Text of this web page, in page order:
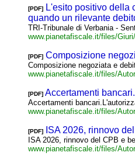
[PDF]
L'esito positivo della
quando un rilevante
TRI-Tribunale di Verbania -
www.pianetafiscale.it/files/
[PDF] Composizione
Composizione negoziata e
www.pianetafiscale.it/files/
[PDF] Accertamenti
Accertamenti
www.pianetafiscale.it/files/
[PDF] ISA 2026, rinnovo
ISA 2026, rinnovo del CPB e
www.pianetafiscale.it/files/